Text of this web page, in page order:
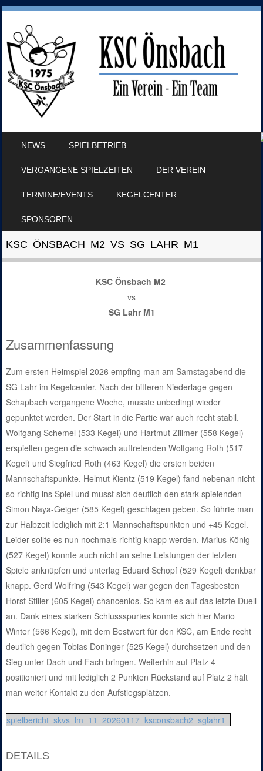
NEWS SPIELBETRIEB
VERGANGENE SPIELZEITEN DER VEREIN
TERMINE/EVENTS KEGELCENTER
SPONSOREN
KSC ÖNSBACH M2 VS SG LAHR M1
KSC Önsbach M2
vs
SG Lahr M1
Zusammenfassung
Zum ersten Heimspiel 2026 empfing man am Samstagabend die
SG Lahr im Kegelcenter. Nach der bitteren Niederlage gegen
Schapbach vergangene Woche, musste unbedingt wieder
gepunktet werden. Der Start in die Partie war auch recht stabil.
Wolfgang Schemel (533 Kegel) und Hartmut Zillmer (558 Kegel)
erspielten gegen die schwach auftretenden Wolfgang Roth (517
Kegel) und Siegfried Roth (463 Kegel) die ersten beiden
Mannschaftspunkte. Helmut Kientz (519 Kegel) fand nebenan nicht
so richtig ins Spiel und musst sich deutlich den stark spielenden
Simon Naya-Geiger (585 Kegel) geschlagen geben. So führte man
zur Halbzeit lediglich mit 2:1 Mannschaftspunkten und +45 Kegel.
Leider sollte es nun nochmals richtig knapp werden. Marius König
(527 Kegel) konnte auch nicht an seine Leistungen der letzten
Spiele anknüpfen und unterlag Eduard Schopf (529 Kegel) denkbar
knapp. Gerd Wolfring (543 Kegel) war gegen den Tagesbesten
Horst Stiller (605 Kegel) chancenlos. So kam es auf das letzte Duell
an. Dank eines starken Schlussspurtes konnte sich hier Mario
Winter (566 Kegel), mit dem Bestwert für den KSC, am Ende recht
deutlich gegen Tobias Doninger (525 Kegel) durchsetzen und den
Sieg unter Dach und Fach bringen. Weiterhin auf Platz 4
positioniert und mit lediglich 2 Punkten Rückstand auf Platz 2 hält
man weiter Kontakt zu den Aufstiegsplätzen.
spielbericht_skvs_lm_11_20260117_ksconsbach2_sglahr1_
DETAILS